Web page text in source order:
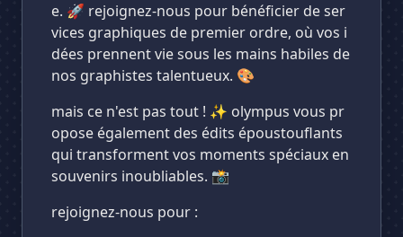
e. 🚀 rejoignez-nous pour bénéficier de ser
vices graphiques de premier ordre, où vos i
dées prennent vie sous les mains habiles de
nos graphistes talentueux. 🎨
mais ce n'est pas tout ! ✨ olympus vous pr
opose également des édits époustouflants
qui transforment vos moments spéciaux en
souvenirs inoubliables. 📸
rejoignez-nous pour :